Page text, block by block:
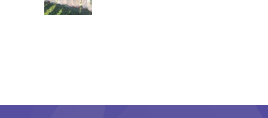
Projekti